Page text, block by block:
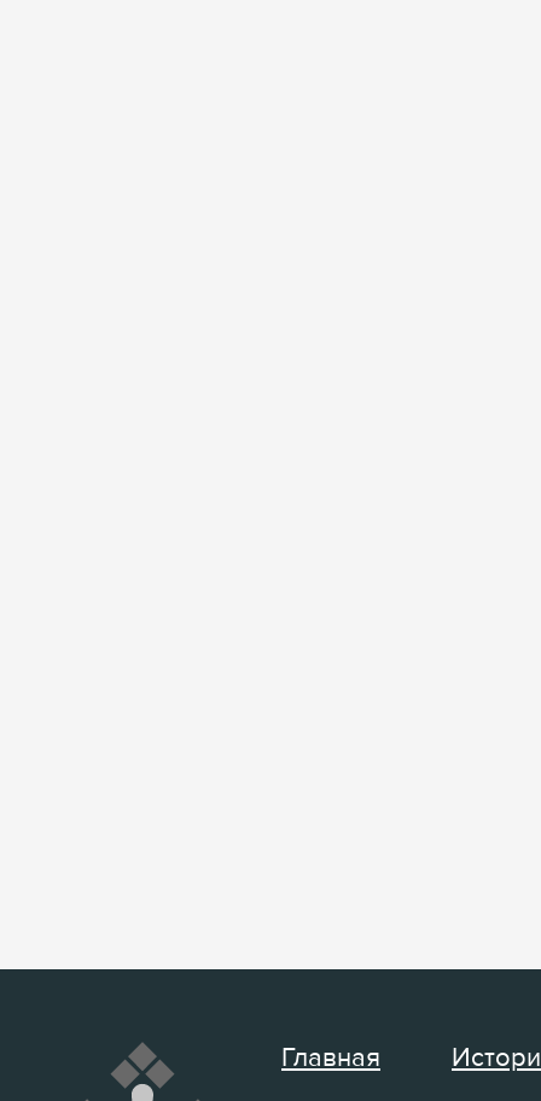
Главная